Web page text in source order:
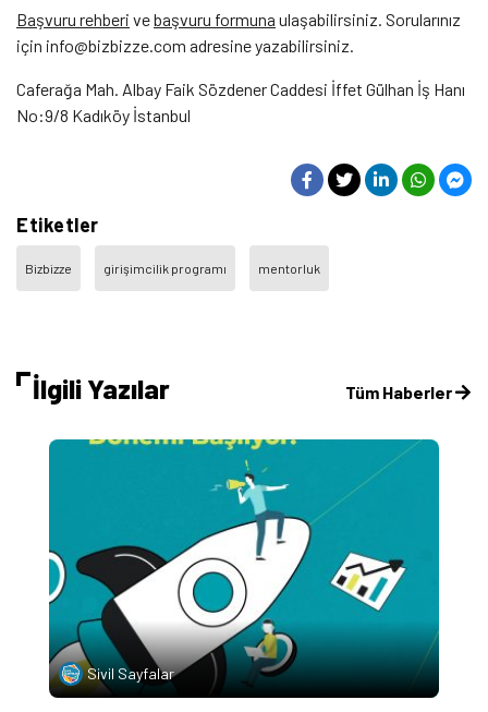
Başvuru rehberi vebaşvuru formuna ulaşabilirsiniz. Sorularınız
için info@bizbizze.com adresine yazabilirsiniz.
Caferağa Mah. Albay Faik Sözdener Caddesi İffet Gülhan İş Hanı
No:9/8 Kadıköy İstanbul
Etiketler
Bizbizze girişimcilik programı mentorluk
İlgili Yazılar Tüm Haberler
Sivil Sayfalar